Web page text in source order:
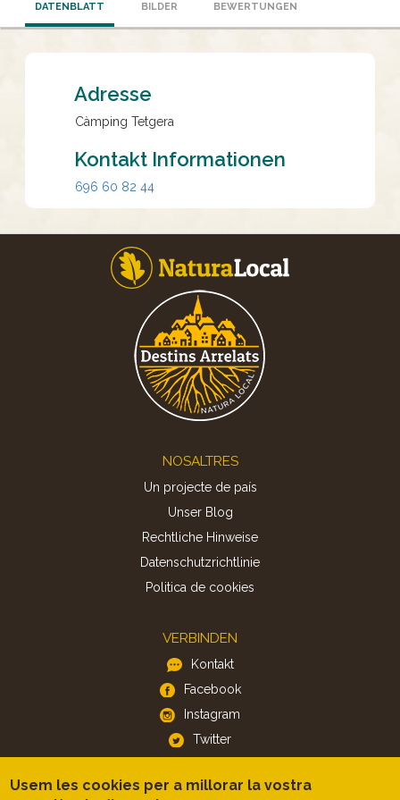
DATENBLATT BILDER BEWERTUNGEN
Adresse
Càmping Tetgera
Kontakt Informationen
696 60 82 44
NOSALTRES
Un projecte de país
Unser Blog
Rechtliche Hinweise
Datenschutzrichtlinie
Politica de cookies
VERBINDEN
Kontakt
Facebook
Instagram
Twitter
APP
Usem les cookies per a millorar la vostra